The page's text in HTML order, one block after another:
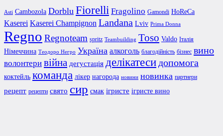
Asti Cambozola Dorblu Fiorelli Fragolino Gamondi HoReCa
Kaserei Kaserei Champignon Landana Lviv Prima Donna
Regno Regnoteam spritz Teambuilding Toso Valdo Італія
Німеччина Теодоро Негро Україна алкоголь благодійність бізнес вино
волонтери війна дегустація делікатеси допомога
коктейль команда лікер нагорода новини новинка партнери
рецепт рецепти свято сир смак ігристе ігристе вино